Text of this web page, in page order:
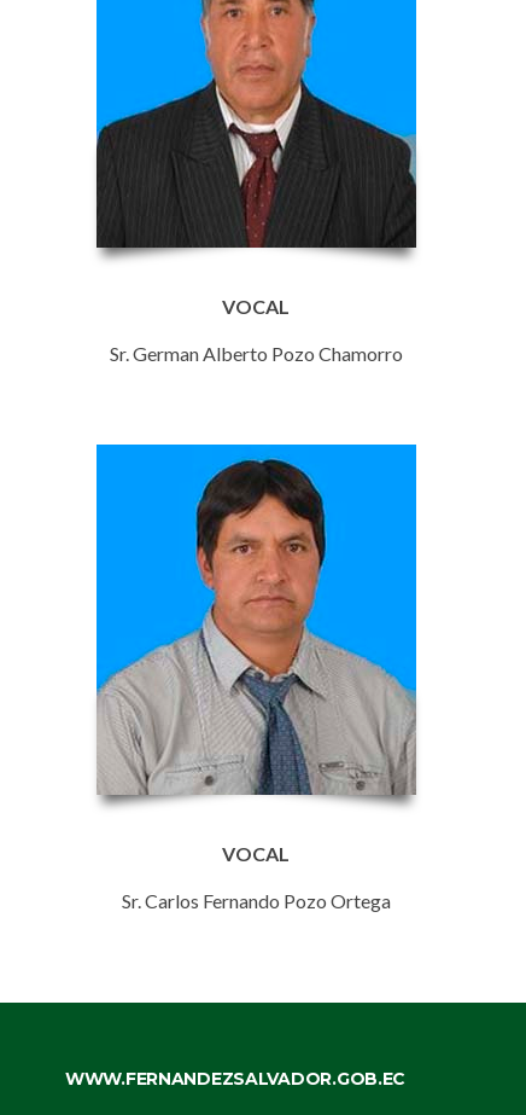
VOCAL
Sr. German Alberto Pozo Chamorro
VOCAL
Sr. Carlos Fernando Pozo Ortega
WWW.FERNANDEZSALVADOR.GOB.EC